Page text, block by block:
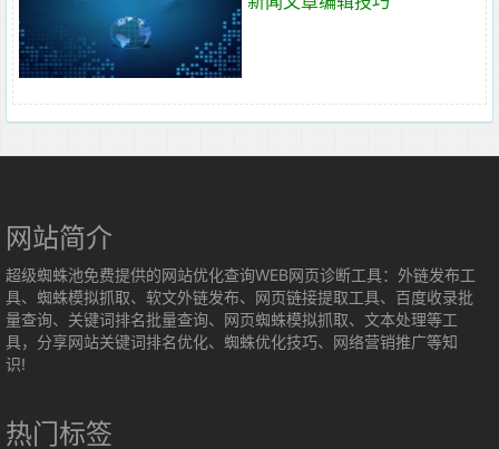
网站简介
超级蜘蛛池免费提供的网站优化查询WEB网页诊断工具：外链发布工
具、蜘蛛模拟抓取、软文外链发布、网页链接提取工具、百度收录批
量查询、关键词排名批量查询、网页蜘蛛模拟抓取、文本处理等工
具，分享网站关键词排名优化、蜘蛛优化技巧、网络营销推广等知
识!
热门标签